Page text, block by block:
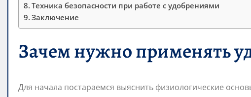
Техника безопасности при работе с удобрениями
Заключение
Зачем нужно применять
Для начала постараемся выяснить физиологические